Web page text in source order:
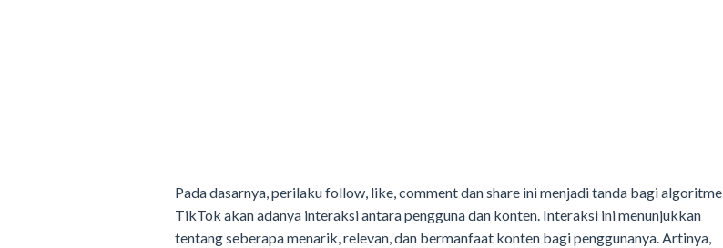
Pada dasarnya, perilaku follow, like, comment dan share ini menjadi tanda bagi algoritme
TikTok akan adanya interaksi antara pengguna dan konten. Interaksi ini menunjukkan
tentang seberapa menarik, relevan, dan bermanfaat konten bagi penggunanya. Artinya,